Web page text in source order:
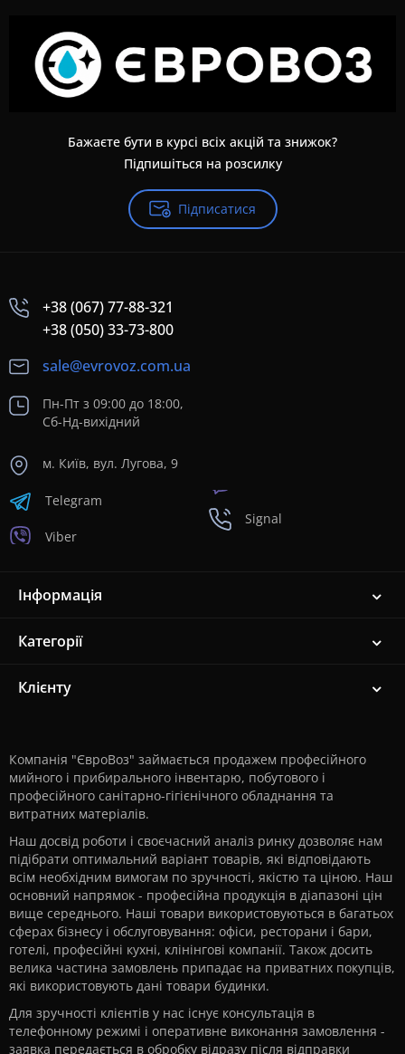
Бажаєте бути в курсі всіх акцій та знижок?
Підпишіться на розсилку
Підписатися
+38 (067) 77-88-321
+38 (050) 33-73-800
sale@evrovoz.com.ua
Пн-Пт з 09:00 до 18:00,
Сб-Нд-вихідний
м. Київ, вул. Лугова, 9
Telegram
Viber
Signal
Інформація
Категорії
Клієнту
Компанія "ЄвроВоз" займається продажем професійного
мийного і прибирального інвентарю, побутового і
професійного санітарно-гігієнічного обладнання та
витратних матеріалів.
Наш досвід роботи і своєчасний аналіз ринку дозволяє нам
підібрати оптимальний варіант товарів, які відповідають
всім необхідним вимогам по зручності, якістю та ціною. Наш
основний напрямок - професійна продукція в діапазоні цін
вище середнього. Наші товари використовуються в багатьох
сферах бізнесу і обслуговування: офіси, ресторани і бари,
готелі, професійні кухні, клінінгові компанії. Також досить
велика частина замовлень припадає на приватних покупців,
які використовують дані товари будинки.
Для зручності клієнтів у нас існує консультація в
телефонному режимі і оперативне виконання замовлення -
заявка передається в обробку відразу після відправки